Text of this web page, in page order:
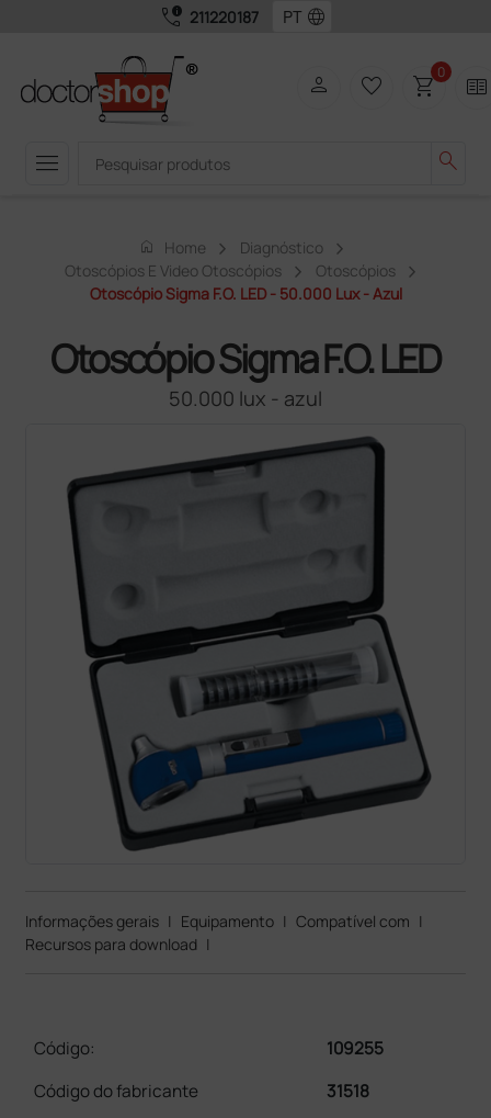
call_quality 211220187 language
menu search
person favorite_border shopping_cart0 two_pager
home Home
Diagnóstico
Otoscópios E Video Otoscópios
Otoscópios
Otoscópio Sigma F.O. LED - 50.000 Lux - Azul
Otoscópio Sigma F.O. LED
50.000 lux - azul
Informações gerais | Equipamento | Compatível com |
Recursos para download |
Código:
109255
Código do fabricante
31518